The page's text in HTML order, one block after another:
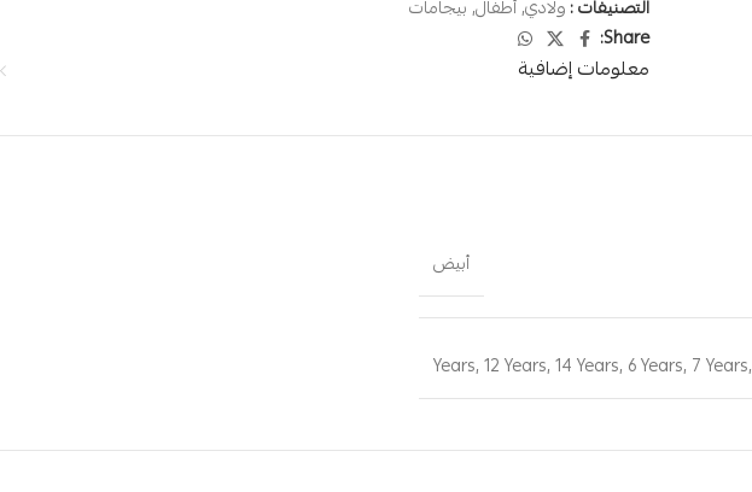
التصنيفات : ولادي,أطفال, بيجامات
Share:
معلومات إضافية
أبيض
,12 Years,14 Years, 6 Years, 7 Years,